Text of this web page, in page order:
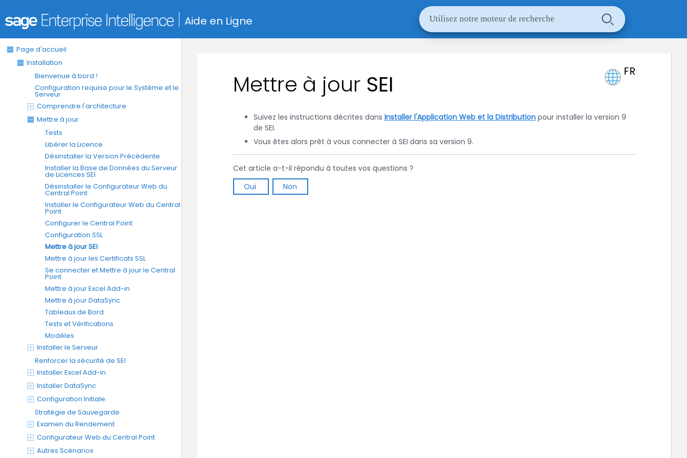
Aide en Ligne
Page d'accueil
Installation
Bienvenue à bord !
Configuration requise pour le Système et le
Serveur
Comprendre l'architecture
Mettre à jour
Tests
Libérer la Licence
Désinstaller la Version Précédente
Installer la Base de Données du Serveur
de Licences SEI
Désinstaller le Configurateur Web du
Central Point
Installer le Configurateur Web du Central
Point
Configurer le Central Point
Configuration SSL
Mettre à jour SEI
Mettre à jour les Certificats SSL
Se connecter et Mettre à jour le Central
Point
Mettre à jour Excel Add-in
Mettre à jour DataSync
Tableaux de Bord
Tests et Vérifications
Modèles
Installer le Serveur
Renforcer la sécurité de SEI
Installer Excel Add-in
Installer DataSync
Configuration Initiale
Stratégie de Sauvegarde
Examen du Rendement
Configurateur Web du Central Point
Autres Scénarios
FR
Mettre à jour SEI
Suivez les instructions décrites dans Installer l'Application Web et la Distributionpour installer la version 9
de SEI.
Vous êtes alors prêt à vous connecter à SEI dans sa version 9.
Cet article a-t-il répondu à toutes vos questions ?
Oui
Non